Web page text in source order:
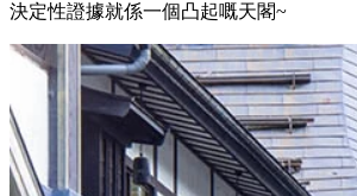
決定性證據就係一個凸起嘅天閣~